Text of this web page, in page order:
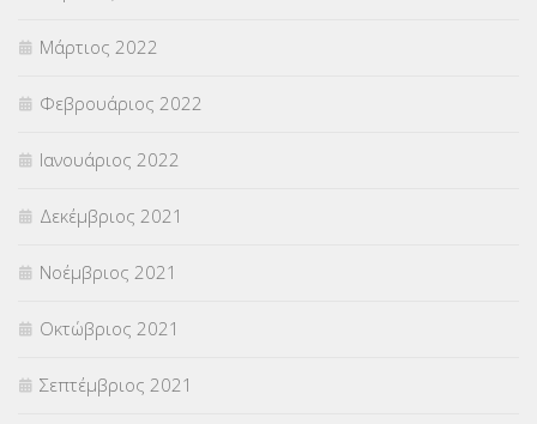
Μάρτιος 2022
Φεβρουάριος 2022
Ιανουάριος 2022
Δεκέμβριος 2021
Νοέμβριος 2021
Οκτώβριος 2021
Σεπτέμβριος 2021